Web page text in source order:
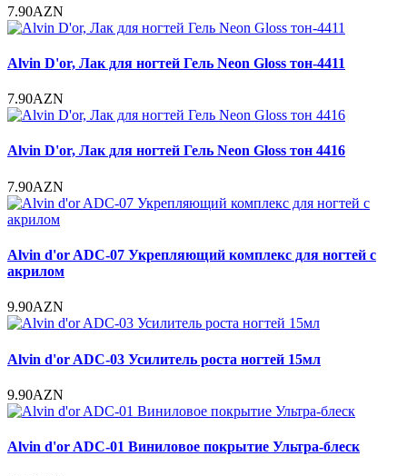
7.90AZN
Alvin D'or, Лак для ногтей Гель Neon Gloss тон-4411
7.90AZN
Alvin D'or, Лак для ногтей Гель Neon Gloss тон 4416
7.90AZN
Alvin d'or ADC-07 Укрепляющий комплекс для ногтей с
акрилом
9.90AZN
Alvin d'or ADC-03 Усилитель роста ногтей 15мл
9.90AZN
Alvin d'or ADC-01 Виниловое покрытие Ультра-блеск